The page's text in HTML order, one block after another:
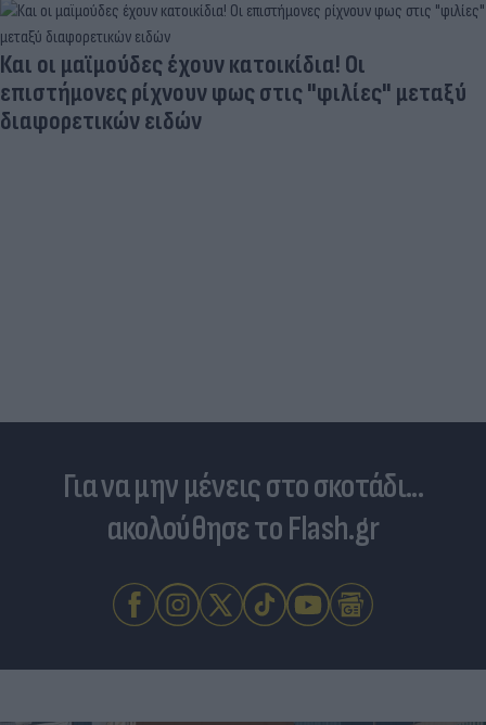
Και οι μαϊμούδες έχουν κατοικίδια! Οι
επιστήμονες ρίχνουν φως στις "φιλίες" μεταξύ
διαφορετικών ειδών
Για να μην μένεις στο σκοτάδι...
ακολούθησε το Flash.gr